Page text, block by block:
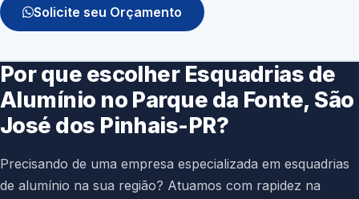
Solicite seu Orçamento
Por que escolher Esquadrias de
Alumínio no Parque da Fonte, São
José dos Pinhais-PR?
Precisando de uma empresa especializada em esquadrias
de alumínio na sua região? Atuamos com rapidez na